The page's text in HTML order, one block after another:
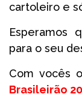
cartoleiro e
Esperamos
para o seu
Com vocês o
Brasileirão